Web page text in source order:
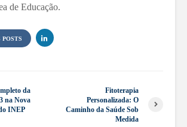
de Educação.
POSTS
da
na Nova
INEP
Fitoterapia
Personalizada: O
Caminho da Saúde Sob
Medida